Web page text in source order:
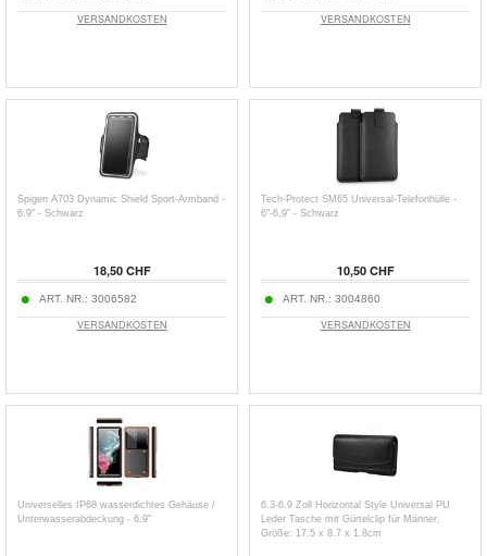
VERSANDKOSTEN VERSANDKOSTEN
Spigen A703 Dynamic Shield Sport-Armband -
6.9" - Schwarz
18,50 CHF
ART. NR.: 3006582
VERSANDKOSTEN
Tech-Protect SM65 Universal-Telefonhülle -
6"-6,9" - Schwarz
10,50 CHF
ART. NR.: 3004860
VERSANDKOSTEN
Universelles IP68 wasserdichtes Gehäuse /
Unterwasserabdeckung - 6.9"
6.3-6.9 Zoll Horizontal Style Universal PU
Leder Tasche mit Gürtelclip für Männer,
Größe: 17.5 x 8.7 x 1.8cm